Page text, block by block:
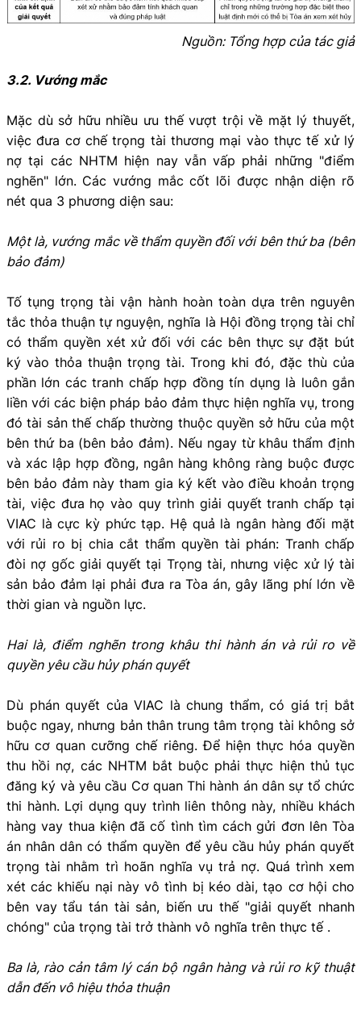
Nguồn: Tổng hợp của tác giả
3.2. Vướng mắc
Mặc dù sở hữu nhiều ưu thế vượt trội về mặt lý thuyết,
việc đưa cơ chế trọng tài thương mại vào thực tế xử lý
nợ tại các NHTM hiện nay vẫn vấp phải những "điểm
nghẽn" lớn. Các vướng mắc cốt lõi được nhận diện rõ
nét qua 3 phương diện sau:
Một là, vướng mắc về thẩm quyền đối với bên thứ ba (bên
bảo đảm)
Tố tụng trọng tài vận hành hoàn toàn dựa trên nguyên
tắc thỏa thuận tự nguyện, nghĩa là Hội đồng trọng tài chỉ
có thẩm quyền xét xử đối với các bên thực sự đặt bút
ký vào thỏa thuận trọng tài. Trong khi đó, đặc thù của
phần lớn các tranh chấp hợp đồng tín dụng là luôn gắn
liền với các biện pháp bảo đảm thực hiện nghĩa vụ, trong
đó tài sản thế chấp thường thuộc quyền sở hữu của một
bên thứ ba (bên bảo đảm). Nếu ngay từ khâu thẩm định
và xác lập hợp đồng, ngân hàng không ràng buộc được
bên bảo đảm này tham gia ký kết vào điều khoản trọng
tài, việc đưa họ vào quy trình giải quyết tranh chấp tại
VIAC là cực kỳ phức tạp. Hệ quả là ngân hàng đối mặt
với rủi ro bị chia cắt thẩm quyền tài phán: Tranh chấp
đòi nợ gốc giải quyết tại Trọng tài, nhưng việc xử lý tài
sản bảo đảm lại phải đưa ra Tòa án, gây lãng phí lớn về
thời gian và nguồn lực.
Hai là, điểm nghẽn trong khâu thi hành án và rủi ro về
quyền yêu cầu hủy phán quyết
Dù phán quyết của VIAC là chung thẩm, có giá trị bắt
buộc ngay, nhưng bản thân trung tâm trọng tài không sở
hữu cơ quan cưỡng chế riêng. Để hiện thực hóa quyền
thu hồi nợ, các NHTM bắt buộc phải thực hiện thủ tục
đăng ký và yêu cầu Cơ quan Thi hành án dân sự tổ chức
thi hành. Lợi dụng quy trình liên thông này, nhiều khách
hàng vay thua kiện đã cố tình tìm cách gửi đơn lên Tòa
án nhân dân có thẩm quyền để yêu cầu hủy phán quyết
trọng tài nhằm trì hoãn nghĩa vụ trả nợ. Quá trình xem
xét các khiếu nại này vô tình bị kéo dài, tạo cơ hội cho
bên vay tẩu tán tài sản, biến ưu thế "giải quyết nhanh
chóng" của trọng tài trở thành vô nghĩa trên thực tế .
Ba là, rào cản tâm lý cán bộ ngân hàng và rủi ro kỹ thuật
dẫn đến vô hiệu thỏa thuận